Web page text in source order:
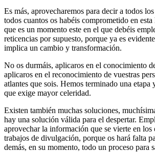
Es más, aprovecharemos para decir a todos
todos cuantos os habéis comprometido en esta
que es un momento este en el que debéis
reticencias por supuesto, porque ya es
implica un cambio y transformación.
No os durmáis, aplicaros en el conocimiento
aplicaros en el reconocimiento de vuestras
atlantes que sois. Hemos terminado una etapa
que exige mayor celeridad.
Existen también muchas soluciones,
hay una solución válida para el despertar.
aprovechar la información que se vierte en los
trabajos de divulgación, porque os hará falta
demás, en su momento, todo un proceso para